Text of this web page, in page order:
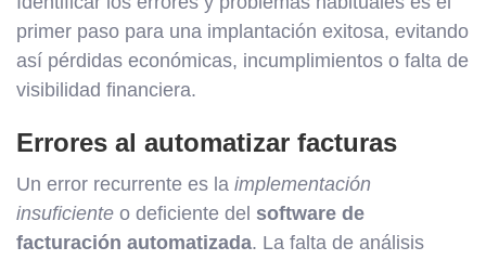
primer paso para una implantación exitosa, evitando
así pérdidas económicas, incumplimientos o falta de
visibilidad financiera.
Errores al automatizar facturas
Un error recurrente es la implementación
insuficiente o deficiente del software de
facturación automatizada. La falta de análisis